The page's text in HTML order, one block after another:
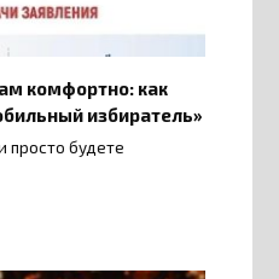
комфортно: как
избиратель»
просто будете